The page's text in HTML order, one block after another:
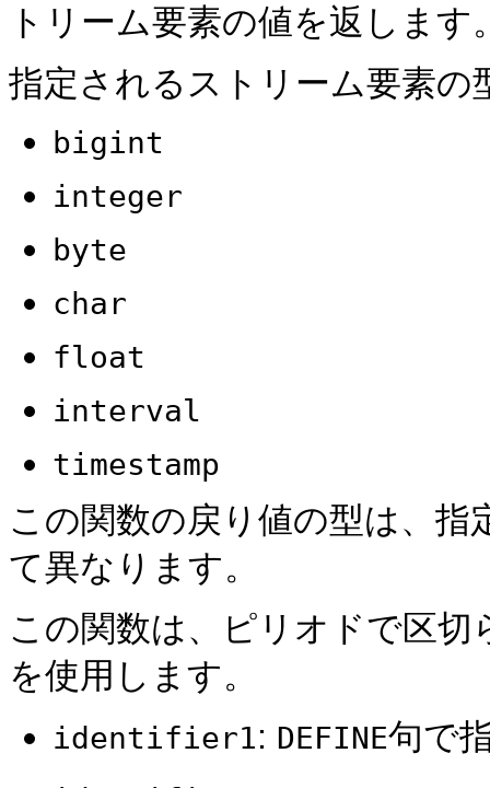
トリーム要素の値を返します
指定されるストリーム要素
bigint
integer
byte
char
float
interval
timestamp
この関数の戻り値の型は、
て異なります。
この関数は、ピリオドで区
を使用します。
identifier1: DEFINE句で